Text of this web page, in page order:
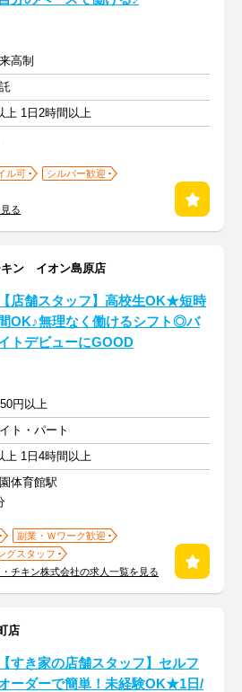
高制
上 1日2時間以上
ル可
シルバー歓迎
る
キン イオン島原店
【店舗スタッフ】高校生OK★短時
間OK♪無理なく働けるシフト◎バ
トデビューにGOOD
円以上
ト・パート
上 1日4時間以上
体育館駅
副業・Ｗワーク歓迎
グスタッフ
チキン株式会社の求人一覧を見る
店
【すき家の店舗スタッフ】セルフ
ーダーで簡単！未経験OK★1日/